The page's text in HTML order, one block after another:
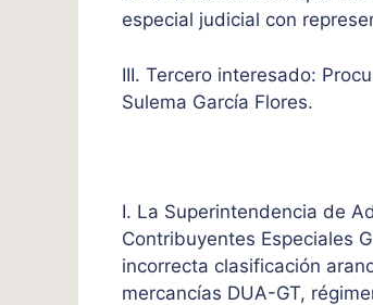
especial judicial con
III. Tercero interesado:
Sulema García Flores.
I. La Superintendencia de
Contribuyentes Especiales
incorrecta clasificación
mercancías DUA-GT,